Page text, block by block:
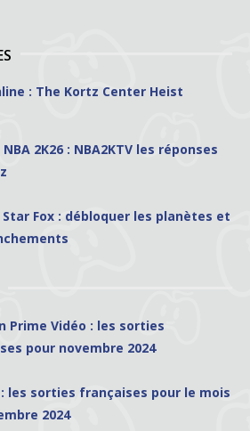
: The Kortz Center Heist
NBA 2K26 : NBA2KTV les réponses
Star Fox : débloquer les planètes et
Prime Vidéo : les sorties
pour novembre 2024
les sorties françaises pour le mois
2024